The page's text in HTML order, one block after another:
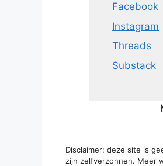
Facebook
Instagram
Threads
Substack
Disclaimer: deze site is
zijn zelfverzonnen. Meer